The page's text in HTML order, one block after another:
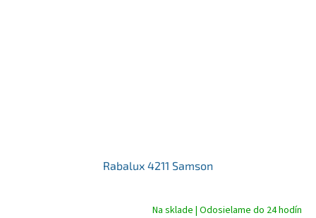
Rabalux 4211 Samson
Na sklade | Odosielame do 24 hodín